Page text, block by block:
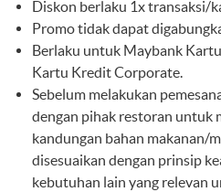
Diskon berlaku 1x transaksi/
Promo tidak dapat
Berlaku untuk Maybank
Kartu Kredit Corporate.
Sebelum melakukan
dengan pihak restoran untuk
kandungan bahan makanan/
disesuaikan dengan prinsip
kebutuhan lain yang relevan